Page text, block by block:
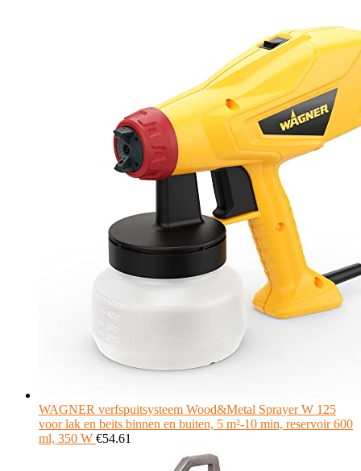
WAGNER verfspuitsysteem Wood&Metal Sprayer W 125
voor lak en beits binnen en buiten, 5 m²-10 min, reservoir 600
ml, 350 W €54.61